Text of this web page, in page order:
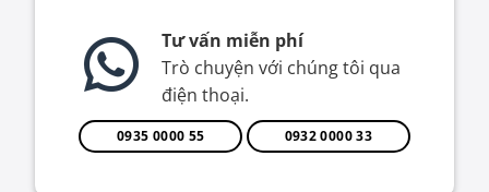
Tư vấn miễn phí
Trò chuyện với chúng tôi qua
điện thoại.
0935 0000 55 0932 0000 33